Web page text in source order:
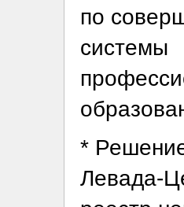
по
системы
*
Левада-